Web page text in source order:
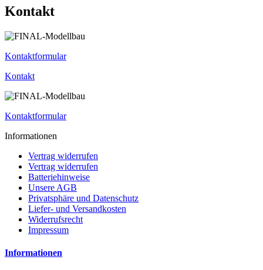
Kontakt
Kontaktformular
Kontakt
Kontaktformular
Informationen
Vertrag widerrufen
Vertrag widerrufen
Batteriehinweise
Unsere AGB
Privatsphäre und Datenschutz
Liefer- und Versandkosten
Widerrufsrecht
Impressum
Informationen